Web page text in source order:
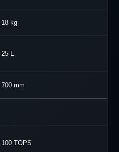
18 kg
25 L
700 mm
100 TOPS